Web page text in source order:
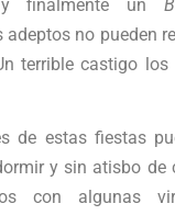
y finalmente un
adeptos no pueden
terrible castigo
de estas fiestas
y sin atisbo de
con algunas